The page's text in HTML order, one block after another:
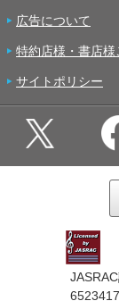
広告について
特約店様・書店様
サイトポリシー